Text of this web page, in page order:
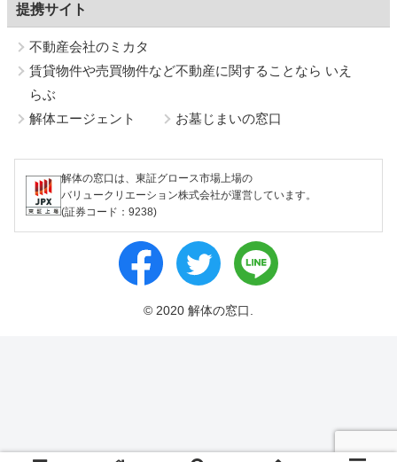
提携サイト
不動産会社のミカタ
賃貸物件や売買物件など不動産に関することなら いえ
らぶ
解体エージェント
お墓じまいの窓口
解体の窓口は、東証グロース市場上場の
バリュークリエーション株式会社が運営しています。
(証券コード：9238)
© 2020 解体の窓口.